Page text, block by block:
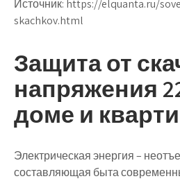
Источник: https://elquanta.ru/
skachkov.html
Защита от
напряжения
доме и
Электрическая энергия –
составляющая быта